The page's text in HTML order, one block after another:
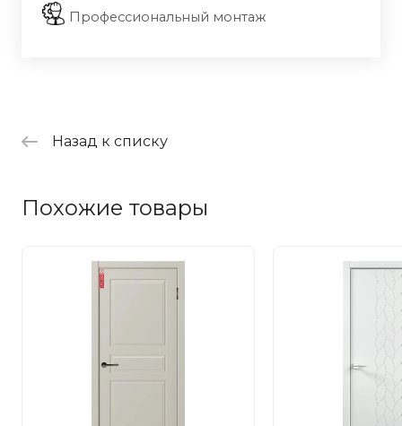
Профессиональный монтаж
Назад к списку
Похожие товары